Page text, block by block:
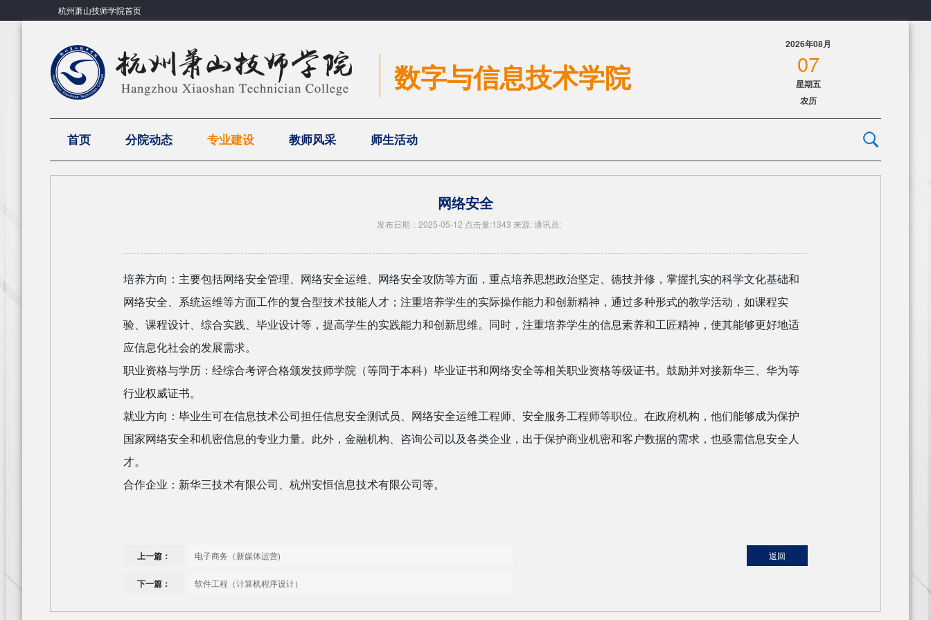
杭州萧山技师学院首页
数字与信息技术学院
2026年08月
07
星期五
农历
首页 分院动态 专业建设 教师风采 师生活动
网络安全
发布日期：2025-05-12 点击量:1343 来源: 通讯员:
培养方向：主要包括网络安全管理、网络安全运维、网络安全攻防等方面，重点培养思想政治坚定、德技并修，掌握扎实的科学文化基础和
网络安全、系统运维等方面工作的复合型技术技能人才；注重培养学生的实际操作能力和创新精神，通过多种形式的教学活动，如课程实
验、课程设计、综合实践、毕业设计等，提高学生的实践能力和创新思维。同时，注重培养学生的信息素养和工匠精神，使其能够更好地适
应信息化社会的发展需求。
职业资格与学历：经综合考评合格颁发技师学院（等同于本科）毕业证书和网络安全等相关职业资格等级证书。鼓励并对接新华三、华为等
行业权威证书。
就业方向：毕业生可在信息技术公司担任信息安全测试员、网络安全运维工程师、安全服务工程师等职位。在政府机构，他们能够成为保护
国家网络安全和机密信息的专业力量。此外，金融机构、咨询公司以及各类企业，出于保护商业机密和客户数据的需求，也亟需信息安全人
才。
合作企业：新华三技术有限公司、杭州安恒信息技术有限公司等。
上一篇： 电子商务（新媒体运营)
下一篇： 软件工程（计算机程序设计）
返回